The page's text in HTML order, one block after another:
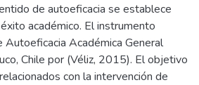
de autoeficacia se establece
académico. El instrumento
Académica General
Chile por (Véliz, 2015). El objetivo
con la intervención de